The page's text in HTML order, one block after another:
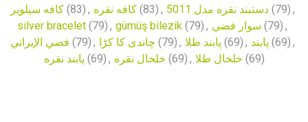
کافه سیلویر (83) , کافه نقره (83) , دستبند نقره مدل 5011 (79) ,
silver bracelet (79) , gümüş bilezik (79) , سوار فضي (79) ,
فضي الإيراني (79) , چاندی کا کڑا (79) , پابند طلا (69) , پابند (69) ,
پابند نقره (69) , خلخال نقره (69) , خلخال طلا (69)